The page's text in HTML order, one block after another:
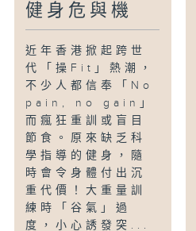
健身危與機
近年香港掀起跨世
代「操Fit」熱潮，
不少人都信奉「No
pain, no gain」
而瘋狂重訓或盲目
節食。原來缺乏科
學指導的健身，隨
時會令身體付出沉
重代價！大重量訓
練時「谷氣」過
度，小心誘發突...